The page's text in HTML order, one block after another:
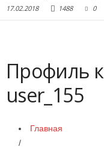
17.02.2018 1488 0
Профиль
user_155
Главная
/